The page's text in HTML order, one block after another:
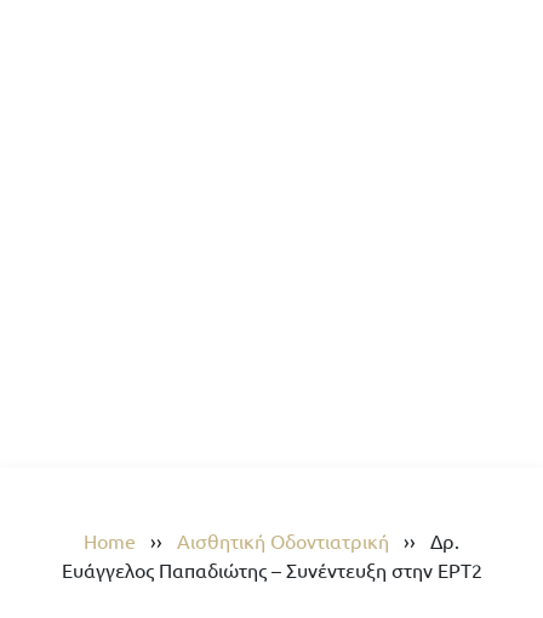
Home ›› Αισθητική Οδοντιατρική ›› Δρ.
Ευάγγελος Παπαδιώτης – Συνέντευξη στην ΕΡΤ2